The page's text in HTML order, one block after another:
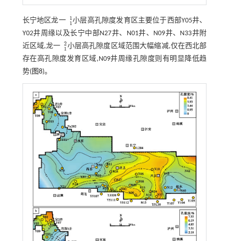
长宁地区龙一 1
111
小层高孔隙度发育区主要位于西部Y05井、
Y02井周缘以及长宁中部N27井、N01井、N09井、N33井附
近区域,龙一 2
1
12
小层高孔隙度区域范围大幅缩减,仅在西北部
存在高孔隙度发育区域,N09井周缘孔隙度则有明显降低趋
势(图8)。